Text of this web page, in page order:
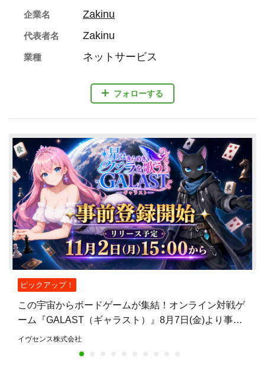
フォローする
企業名 Zakinu
代表者名 Zakinu
業種 ネットサービス
ピックアップ！
この宇宙からボードゲームが集結！オンライン対戦ゲ
ーム『GALAST（ギャラスト）』8月7日(金)より事前
登録開始！
イヴセンス株式会社